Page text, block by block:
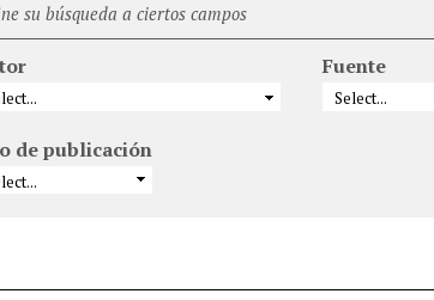
su búsqueda a ciertos campos
Fuente
de publicación